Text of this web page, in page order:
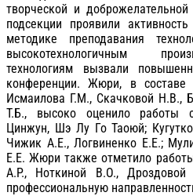
творческой и
подсекции проявили
методике преподавания
высокотехнологичным
технологиям вызвали
конференции. Жюри, в
Исмаилова Г.М., Скачковой Н.В.,
Т.Б., высоко оценило работы
Цинжун, Шэ Лу Го Таоюй;
Чижик А.Е., Логвиненко Е.Е.;
Е.Е. Жюри также отметило
А.Р., Ноткиной В.О.,
профессиональную